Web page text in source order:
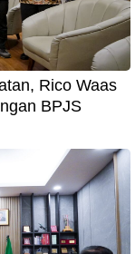
Rico Waas
BPJS